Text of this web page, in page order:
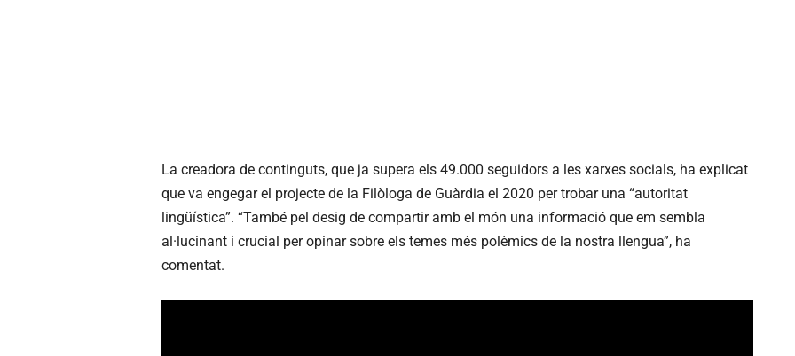
La creadora de continguts, que ja supera els 49.000 seguidors a les xarxes socials, ha explicat
que va engegar el projecte de la Filòloga de Guàrdia el 2020 per trobar una “autoritat
lingüística”. “També pel desig de compartir amb el món una informació que em sembla
al·lucinant i crucial per opinar sobre els temes més polèmics de la nostra llengua”, ha
comentat.